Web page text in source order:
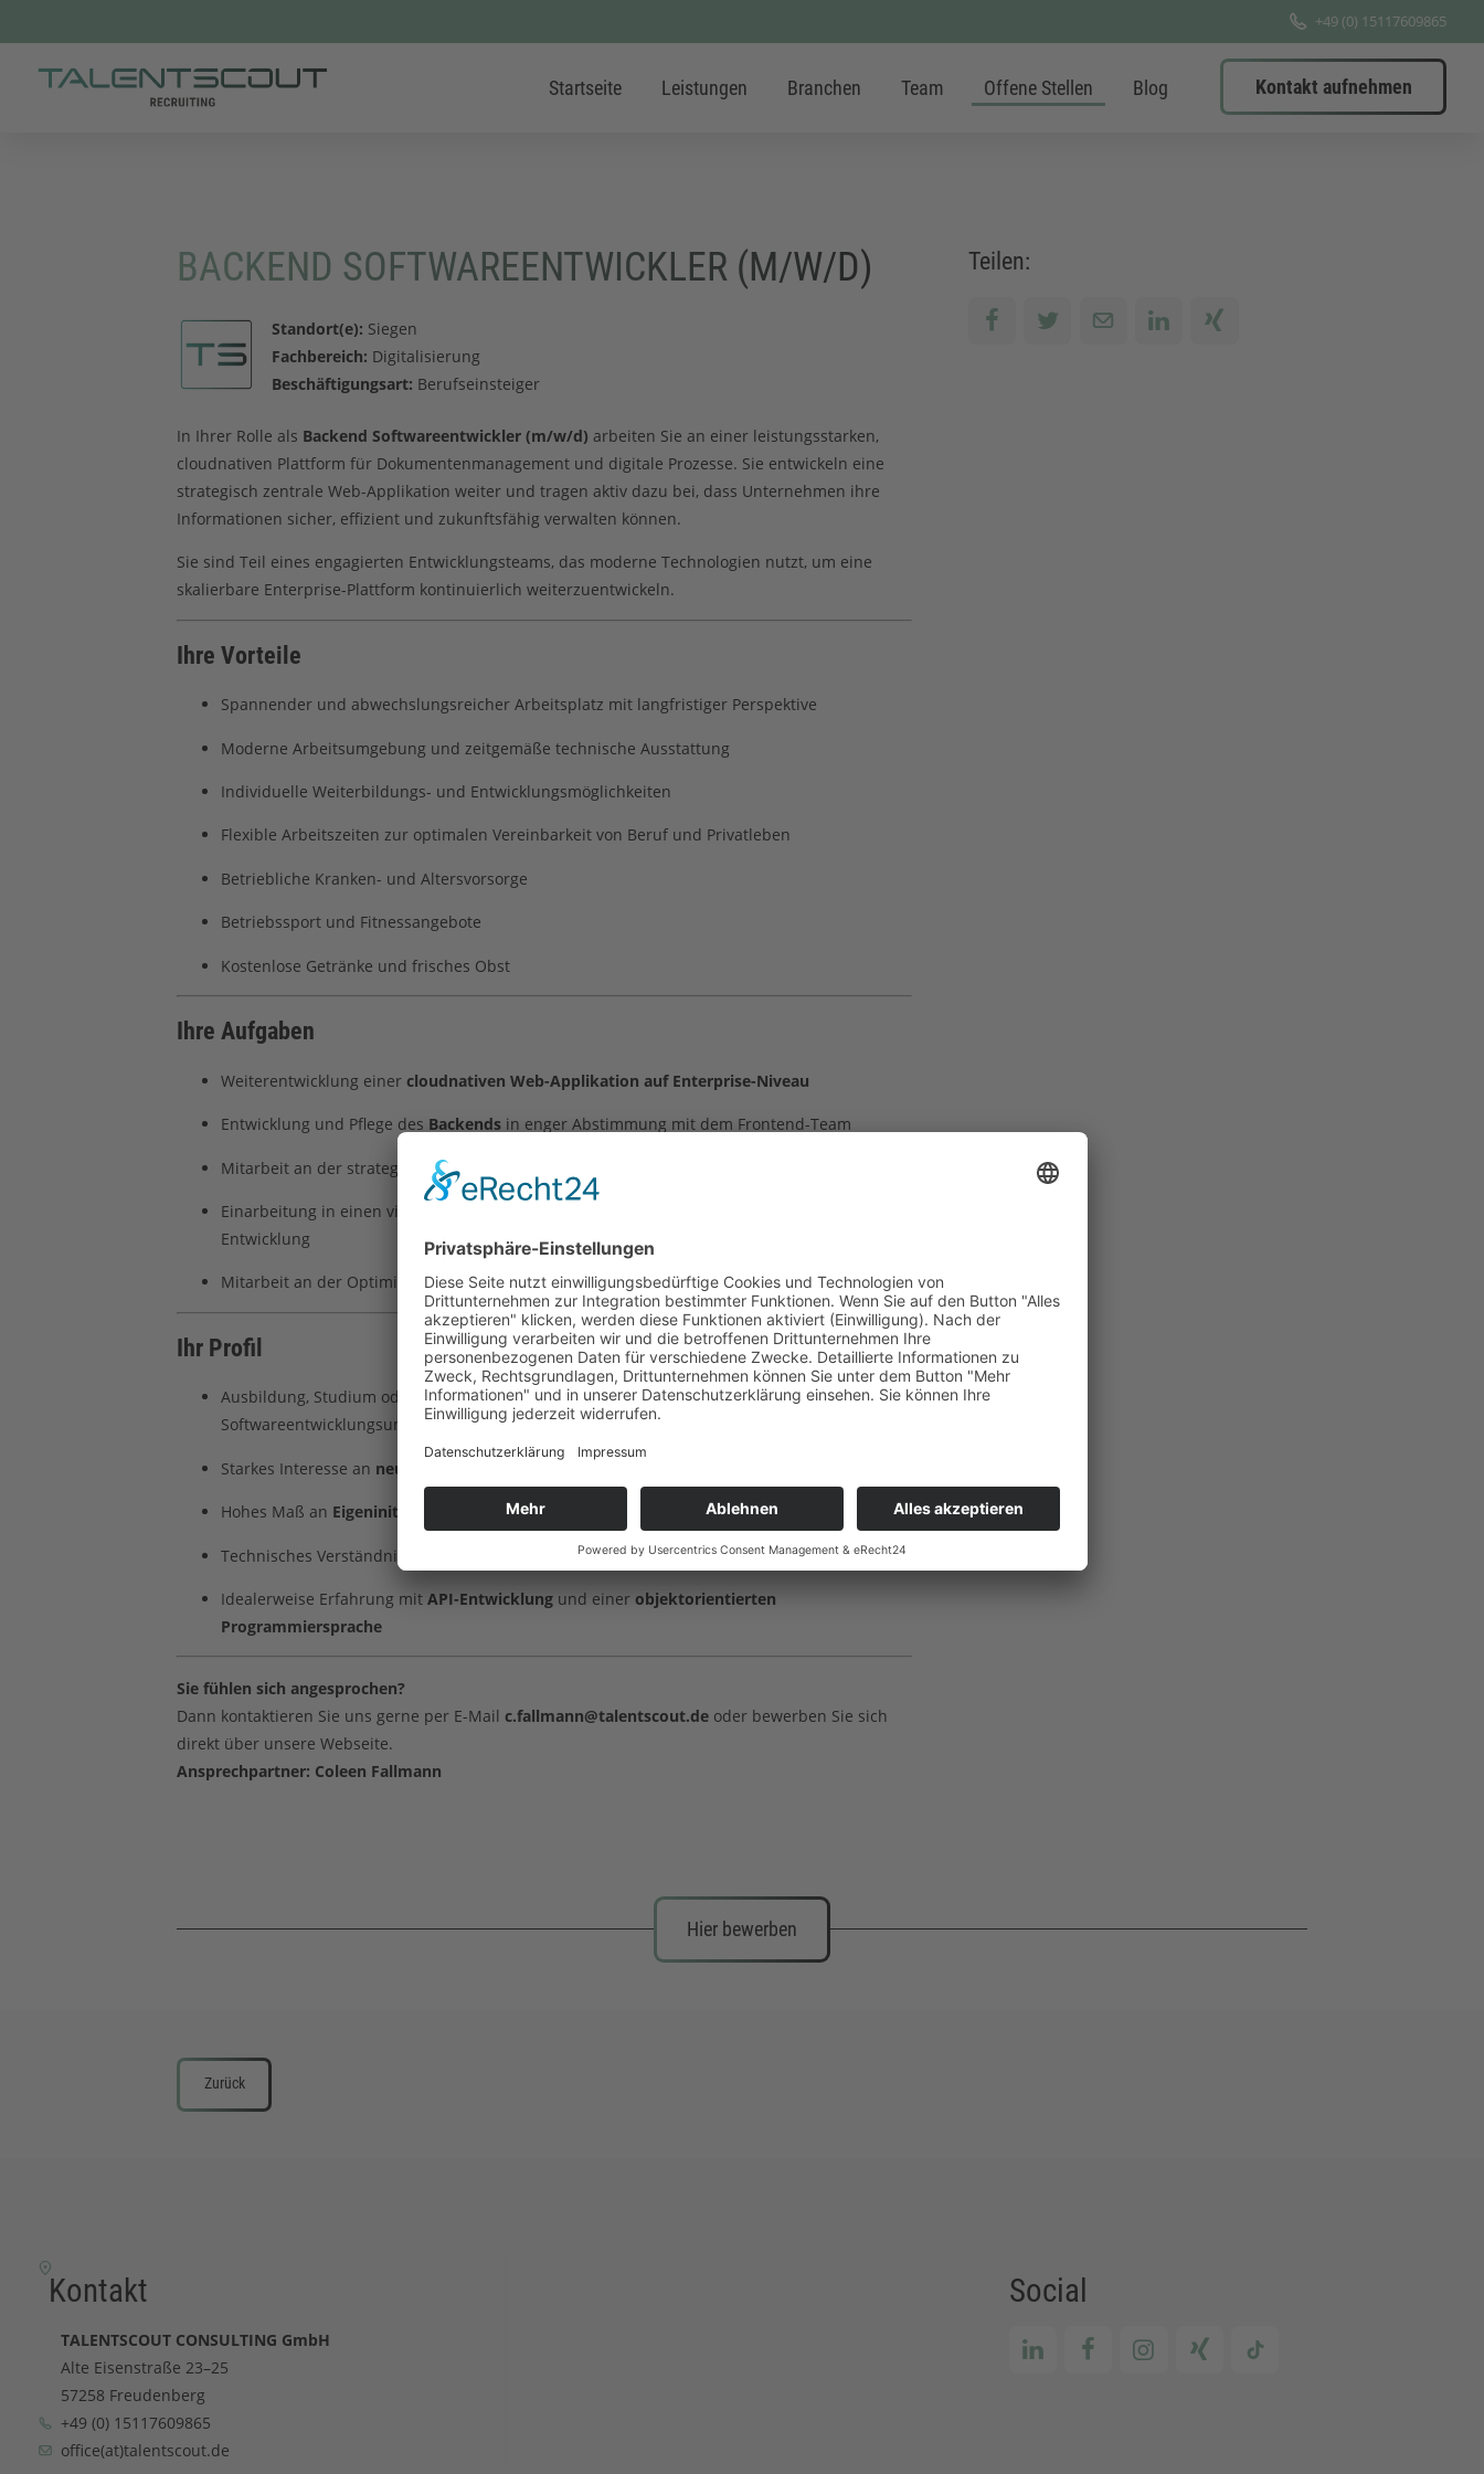
+49 (0) 15117609865
Startseite Leistungen Branchen Team Offene Stellen Blog Kontakt aufnehmen
BACKEND SOFTWAREENTWICKLER (M/W/D)
Standort(e): Siegen
Fachbereich: Digitalisierung
Beschäftigungsart: Berufseinsteiger
In Ihrer Rolle als Backend Softwareentwickler (m/w/d) arbeiten Sie an einer leistungsstarken,
cloudnativen Plattform für Dokumentenmanagement und digitale Prozesse. Sie entwickeln eine
strategisch zentrale Web-Applikation weiter und tragen aktiv dazu bei, dass Unternehmen ihre
Informationen sicher, effizient und zukunftsfähig verwalten können.
Sie sind Teil eines engagierten Entwicklungsteams, das moderne Technologien nutzt, um eine
skalierbare Enterprise-Plattform kontinuierlich weiterzuentwickeln.
Ihre Vorteile
Spannender und abwechslungsreicher Arbeitsplatz mit langfristiger Perspektive
Moderne Arbeitsumgebung und zeitgemäße technische Ausstattung
Individuelle Weiterbildungs- und Entwicklungsmöglichkeiten
Flexible Arbeitszeiten zur optimalen Vereinbarkeit von Beruf und Privatleben
Betriebliche Kranken- und Altersvorsorge
Betriebssport und Fitnessangebote
Kostenlose Getränke und frisches Obst
Ihre Aufgaben
Weiterentwicklung einer cloudnativen Web-Applikation auf Enterprise-Niveau
Entwicklung und Pflege des Backends in enger Abstimmung mit dem Frontend-Team
Mitarbeit an der strategischen Weiterentwicklung der Plattform
Einarbeitung in einen vielseitigen Technologie-Stack und schrittweise eigenständige
Entwicklung
Mitarbeit an der Optimierung von Performance, Stabilität und Skalierbarkeit
Ihr Profil
Ausbildung, Studium oder vergleichbare Praxiserfahrung im IT- oder
Softwareentwicklungsumfeld
Starkes Interesse an neuen Technologien
Hohes Maß an Eigeninitiative und Teamfähigkeit
Technisches Verständnis für Backend- und Softwarearchitektur
Idealerweise Erfahrung mit API-Entwicklung und einer objektorientierten
Programmiersprache
Sie fühlen sich angesprochen?
Dann kontaktieren Sie uns gerne per E-Mail c.fallmann@talentscout.de oder bewerben Sie sich
direkt über unsere Webseite.
Ansprechpartner: Coleen Fallmann
Teilen:
Hier bewerben
Zurück
Kontakt
TALENTSCOUT CONSULTING GmbH
Alte Eisenstraße 23–25
57258 Freudenberg
+49 (0) 15117609865
office(at)talentscout.de
Social
Instagram
Xing TikTok